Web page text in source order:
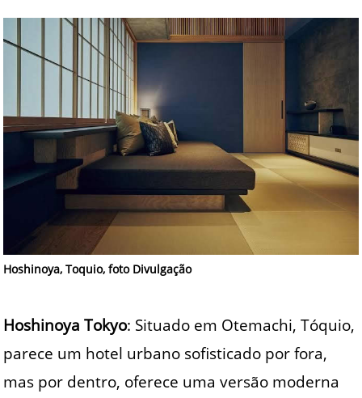
Hoshinoya, Toquio, foto Divulgação
Hoshinoya Tokyo: Situado em Otemachi, Tóquio,
parece um hotel urbano sofisticado por fora,
mas por dentro, oferece uma versão moderna